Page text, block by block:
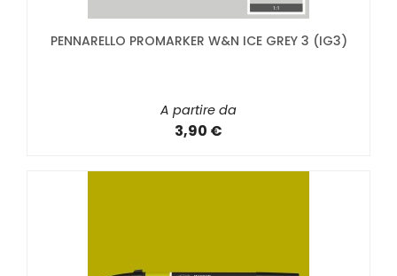
PENNARELLO PROMARKER W&N ICE GREY 3 (IG3)
A partire da
3,90 €